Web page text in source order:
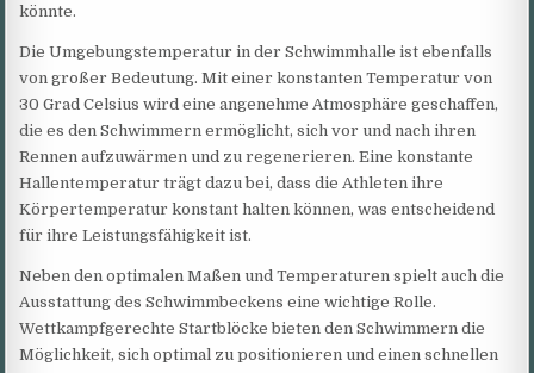
könnte.
Die Umgebungstemperatur in der Schwimmhalle ist ebenfalls
von großer Bedeutung. Mit einer konstanten Temperatur von
30 Grad Celsius wird eine angenehme Atmosphäre geschaffen,
die es den Schwimmern ermöglicht, sich vor und nach ihren
Rennen aufzuwärmen und zu regenerieren. Eine konstante
Hallentemperatur trägt dazu bei, dass die Athleten ihre
Körpertemperatur konstant halten können, was entscheidend
für ihre Leistungsfähigkeit ist.
Neben den optimalen Maßen und Temperaturen spielt auch die
Ausstattung des Schwimmbeckens eine wichtige Rolle.
Wettkampfgerechte Startblöcke bieten den Schwimmern die
Möglichkeit, sich optimal zu positionieren und einen schnellen